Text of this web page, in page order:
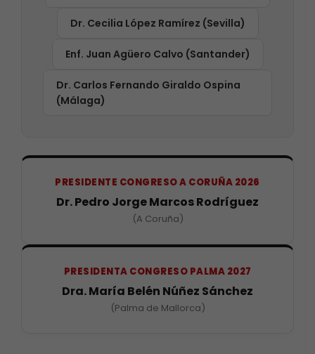
Dr. Cecilia López Ramírez (Sevilla)
Enf. Juan Agüero Calvo (Santander)
Dr. Carlos Fernando Giraldo Ospina
(Málaga)
PRESIDENTE CONGRESO A CORUÑA 2026
Dr. Pedro Jorge Marcos Rodríguez
(A Coruña)
PRESIDENTA CONGRESO PALMA 2027
Dra. María Belén Núñez Sánchez
(Palma de Mallorca)